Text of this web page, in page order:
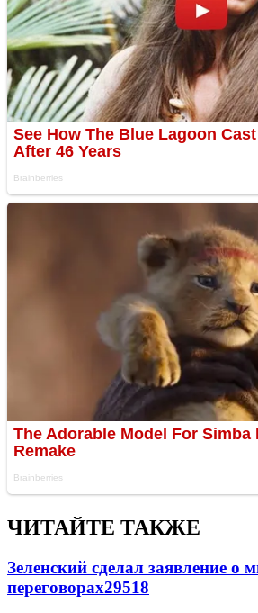
ЧИТАЙТЕ ТАКЖЕ
Зеленский сделал заявление о
переговорах29518